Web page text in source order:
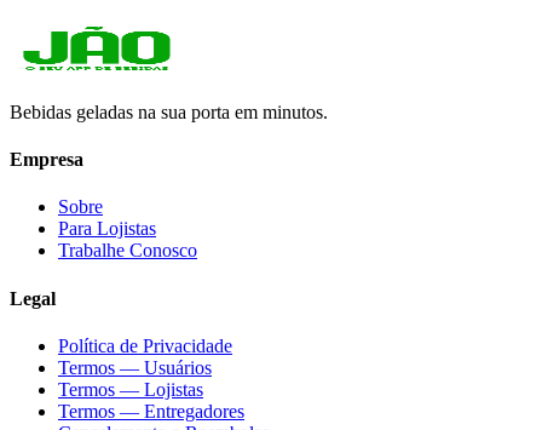
Bebidas geladas na sua porta em minutos.
Empresa
Sobre
Para Lojistas
Trabalhe Conosco
Legal
Política de Privacidade
Termos — Usuários
Termos — Lojistas
Termos — Entregadores